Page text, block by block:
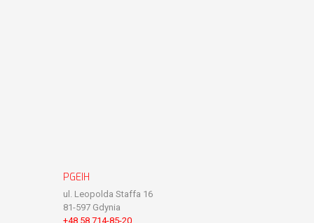
PGEIH
ul. Leopolda Staffa 16
81-597 Gdynia
+48 58 714-85-20